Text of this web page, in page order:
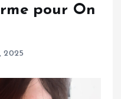
pour On
2025